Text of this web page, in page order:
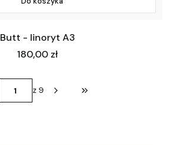
Butt - linoryt A3
Cena
180,00 zł
z 9 Przejdź do ostatniej